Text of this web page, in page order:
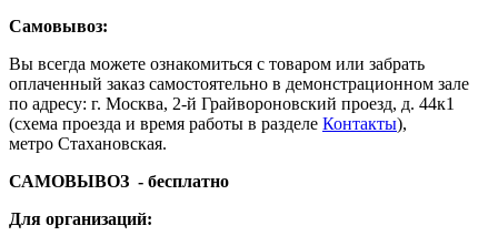
Самовывоз:
Вы всегда можете ознакомиться с товаром или забрать
оплаченный заказ самостоятельно в демонстрационном зале
по адресу: г. Москва, 2-й Грайвороновский проезд, д. 44к1
(схема проезда и время работы в разделе Контакты),
метро Стахановская.
САМОВЫВОЗ - бесплатно
Для организаций: